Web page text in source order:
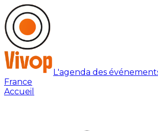
L'agenda des
France
Accueil